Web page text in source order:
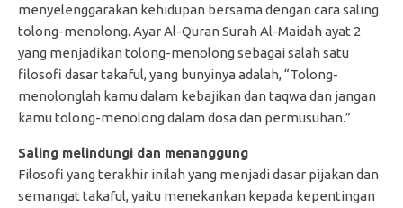
menyelenggarakan kehidupan bersama dengan cara saling
tolong-menolong. Ayar Al-Quran Surah Al-Maidah ayat 2
yang menjadikan tolong-menolong sebagai salah satu
filosofi dasar takaful, yang bunyinya adalah, “Tolong-
menolonglah kamu dalam kebajikan dan taqwa dan jangan
kamu tolong-menolong dalam dosa dan permusuhan.”
Saling melindungi dan menanggung
Filosofi yang terakhir inilah yang menjadi dasar pijakan dan
semangat takaful, yaitu menekankan kepada kepentingan